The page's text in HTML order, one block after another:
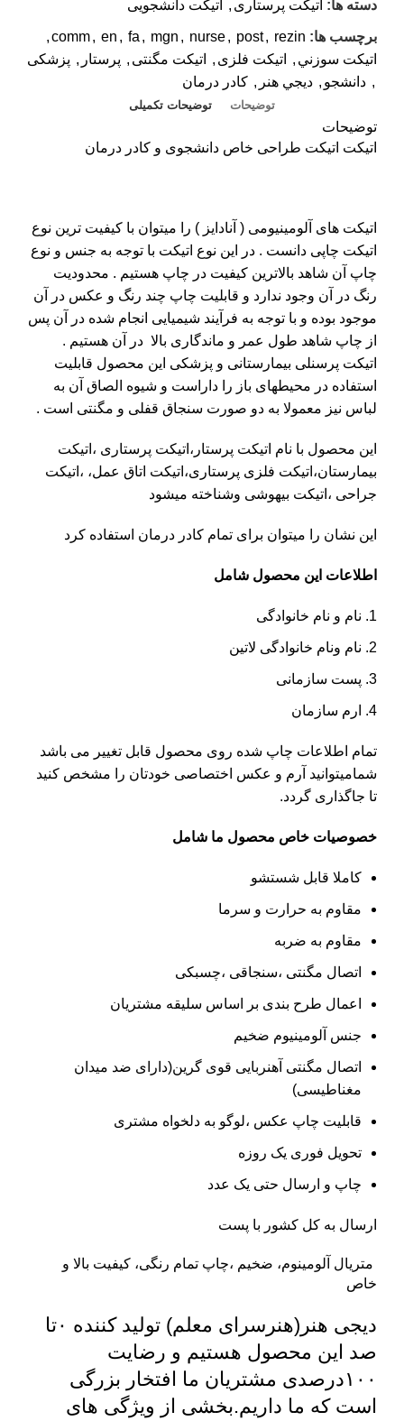
دسته ها: اتیکت پرستاری , اتیکت دانشجویی
برچسب ها: comm, en , fa , mgn , nurse, post, rezin
,
اتيکت سوزني , اتیکت فلزی , اتیکت مگنتی , پرستار , پزشکی
, دانشجو , ديجي هنر , کادر درمان
توضیحات توضیحات تکمیلی
توضیحات
اتیکت اتیکت طراحی خاص دانشجوی و کادر درمان
اتیکت های آلومینیومی ( آنادایز ) را میتوان با کیفیت ترین نوع
اتیکت چاپی دانست . در این نوع اتیکت با توجه به جنس و نوع
چاپ آن شاهد بالاترین کیفیت در چاپ هستیم . محدودیت
رنگ در آن وجود ندارد و قابلیت چاپ چند رنگ و عکس در آن
موجود بوده و با توجه به فرآیند شیمیایی انجام شده در آن پس
از چاپ شاهد طول عمر و ماندگاری بالا در آن هستیم .
اتیکت پرسنلی بیمارستانی و پزشکی این محصول قابلیت
استفاده در محیطهای باز را داراست و شیوه الصاق آن به
لباس نیز معمولا به دو صورت سنجاق قفلی و مگنتی است .
این محصول با نام اتیکت پرستار،اتیکت پرستاری ،اتیکت
بیمارستان،اتیکت فلزی پرستاری،اتیکت اتاق عمل، ،اتیکت
جراحی ،اتیکت بیهوشی وشناخته میشود
این نشان را میتوان برای تمام کادر درمان استفاده کرد
اطلاعات این محصول شامل
نام و نام خانوادگی
نام ونام خانوادگی لاتین
پست سازمانی
ارم سازمان
تمام اطلاعات چاپ شده روی محصول قابل تغییر می باشد
شمامیتوانید آرم و عکس اختصاصی خودتان را مشخص کنید
تا جاگذاری گردد.
خصوصیات خاص محصول ما شامل
کاملا قابل شستشو
مقاوم به حرارت و سرما
مقاوم به ضربه
اتصال مگنتی ،سنجاقی ،چسبکی
اعمال طرح بندی بر اساس سلیقه مشتریان
جنس آلومینیوم ضخیم
اتصال مگنتی آهنربایی قوی گرین(دارای ضد میدان
مغناطیسی)
قابلیت چاپ عکس ،لوگو به دلخواه مشتری
تحویل فوری یک روزه
چاپ و ارسال حتی یک عدد
ارسال به کل کشور با پست
متریال آلومینوم، ضخیم ،چاپ تمام رنگی، کیفیت بالا و
خاص
دیجی هنر(هنرسرای معلم)
تولید کننده ۰تا
صد این محصول هستیم و رضایت
۱۰۰درصدی مشتریان ما افتخار بزرگی
است که ما داریم.بخشی از ویژگی های